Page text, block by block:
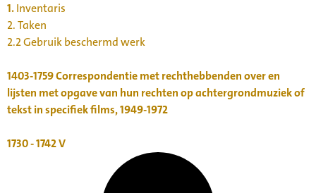
1.Inventaris
2. Taken
2.2 Gebruik beschermd werk
1403-1759Correspondentie met rechthebbenden over en
lijsten met opgave van hun rechten op achtergrondmuziek of
tekst in specifiek films, 1949-1972
1730 - 1742V